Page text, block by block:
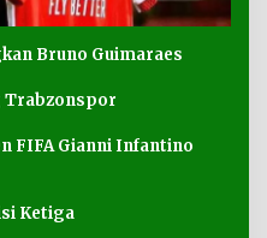
Bruno Guimaraes
Trabzonspor
FIFA Gianni Infantino
Ketiga